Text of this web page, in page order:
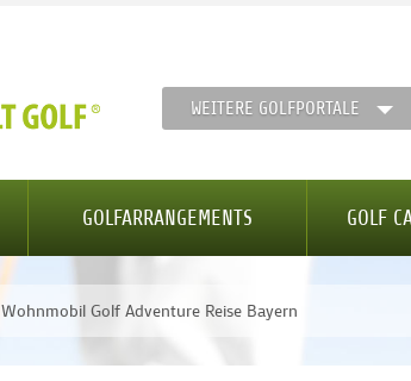
WEITERE GOLFPORTALE
GOLFARRANGEMENTS GOLF
Wohnmobil Golf Adventure Reise Bayern